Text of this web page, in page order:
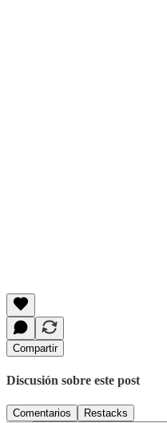
Compartir
Discusión sobre este post
Comentarios Restacks